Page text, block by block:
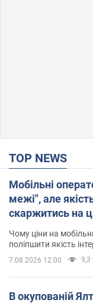
TOP NEWS
Мобільні
межі", але
скаржитись на
Чому ціни на
поліпшити якість
7.08.2026 12:00 9,3
В окупованій